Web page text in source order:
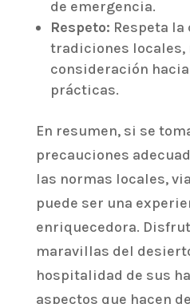
de emergencia.
Respeto: Respeta
tradiciones locales,
consideración
prácticas.
En resumen, si se
precauciones
las normas locales,
puede ser una
enriquecedora.
maravillas del
hospitalidad de sus
aspectos que hacen